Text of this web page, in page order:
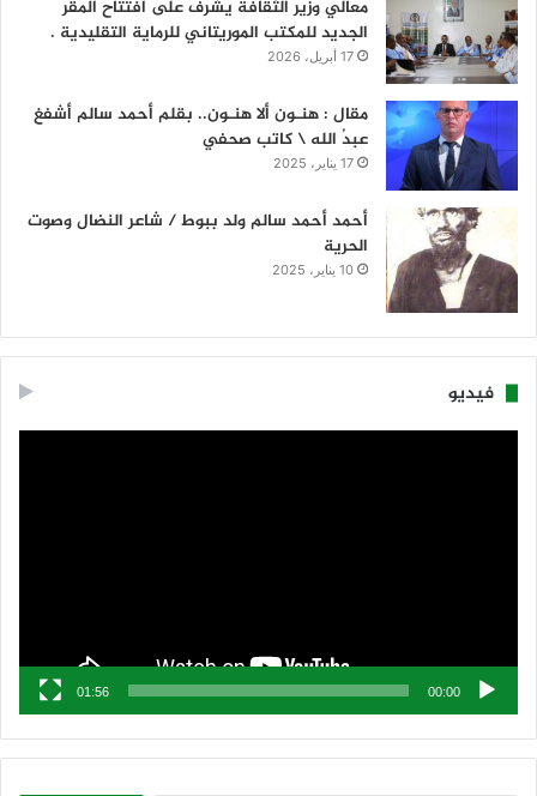
معالي وزير الثقافة يشرف على افتتاح المقر
الجديد للمكتب الموريتاني للرماية التقليدية .
17 أبريل، 2026
مقال : هنـون ألا هنـون.. بقلم أحمد سالم أشفغ
عبدُ الله \ كاتب صحفي
17 يناير، 2025
أحمد أحمد سالم ولد ببوط / شاعر النضال وصوت
الحرية
10 يناير، 2025
فيديو
00:00
01:56